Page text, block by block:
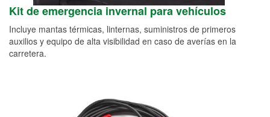
Kit de emergencia invernal para vehículos
Incluye mantas térmicas, linternas, suministros de primeros
auxilios y equipo de alta visibilidad en caso de averías en la
carretera.